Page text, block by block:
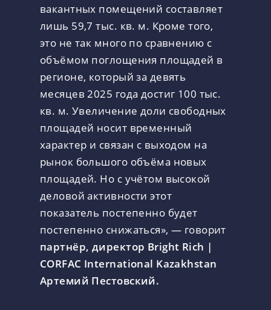
вакантных помещений составляет
лишь 59,7 тыс. кв. м. Кроме того,
это не так много по сравнению с
объёмом поглощения площадей в
регионе, который за девять
месяцев 2025 года достиг 100 тыс.
кв. м. Увеличение доли свободных
площадей носит временный
характер и связан с выходом на
рынок большого объёма новых
площадей. Но с учётом высокой
деловой активности этот
показатель постепенно будет
постепенно снижаться», — говорит
партнёр, директор Bright Rich |
CORFAC International Kazakhstan
Артемий Пестовский.